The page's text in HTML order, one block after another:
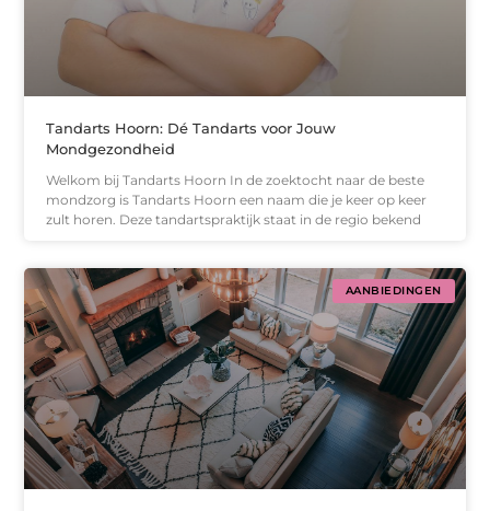
Tandarts Hoorn: Dé Tandarts voor Jouw
Mondgezondheid
Welkom bij Tandarts Hoorn In de zoektocht naar de beste
mondzorg is Tandarts Hoorn een naam die je keer op keer
zult horen. Deze tandartspraktijk staat in de regio bekend
AANBIEDINGEN